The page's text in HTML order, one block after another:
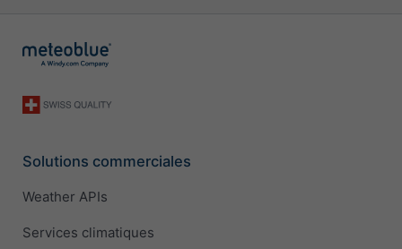
Solutions commerciales
Weather APIs
Services climatiques